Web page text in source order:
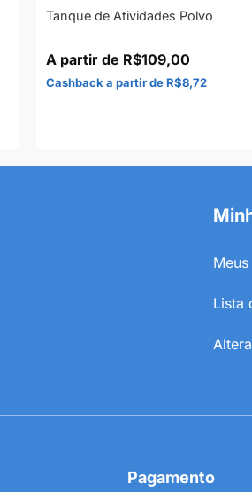
Tanque de Atividades Polvo
R$109,00
R$8,72
Lista
Pagamento